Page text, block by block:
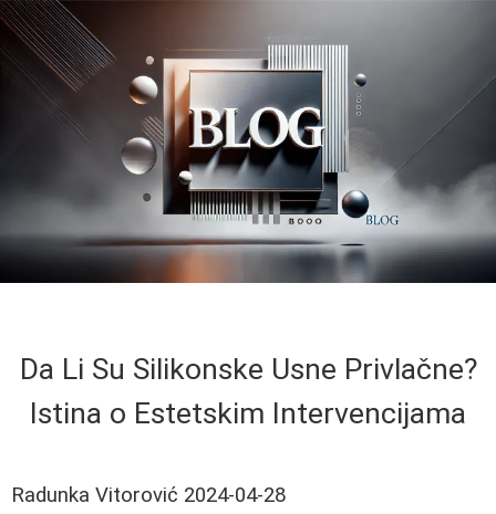
Da Li Su Silikonske Usne Privlačne?
Istina o Estetskim Intervencijama
Radunka Vitorović 2024-04-28